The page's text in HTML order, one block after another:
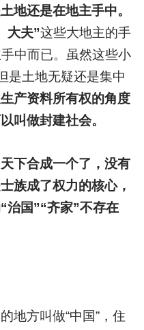
地还是在地主手中。
大夫”这些大地主的手
中而已。虽然这些小
是土地无疑还是集中
产资料所有权的角度
叫做封建社会。
下合成一个了，没有
族成了权力的核心，
治国”“齐家”不存在
地方叫做“中国”，住